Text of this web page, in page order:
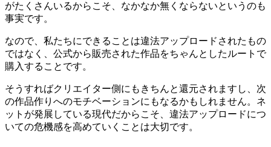
がたくさんいるからこそ、なかなか無くならないというのも
事実です。
なので、私たちにできることは違法アップロードされたもの
ではなく、公式から販売された作品をちゃんとしたルートで
購入することです。
そうすればクリエイター側にもきちんと還元されますし、次
の作品作りへのモチベーションにもなるかもしれません。ネ
ットが発展している現代だからこそ、違法アップロードにつ
いての危機感を高めていくことは大切です。